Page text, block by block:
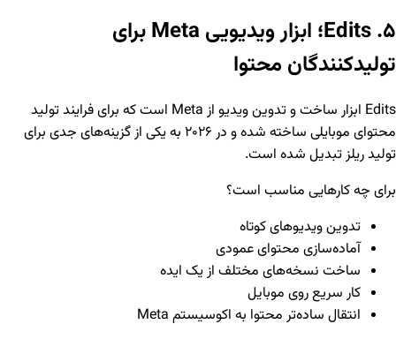
۵. Edits؛ ابزار ویدیویی Meta برای
تولیدکنندگان محتوا
Edits ابزار ساخت و تدوین ویدیو از Meta است که برای فرایند تولید
محتوای موبایلی ساخته شده و در ۲۰۲۶ به یکی از گزینه‌های جدی برای
تولید ریلز تبدیل شده است.
برای چه کارهایی مناسب است؟
تدوین ویدیوهای کوتاه
آماده‌سازی محتوای عمودی
ساخت نسخه‌های مختلف از یک ایده
کار سریع روی موبایل
انتقال ساده‌تر محتوا به اکوسیستم Meta